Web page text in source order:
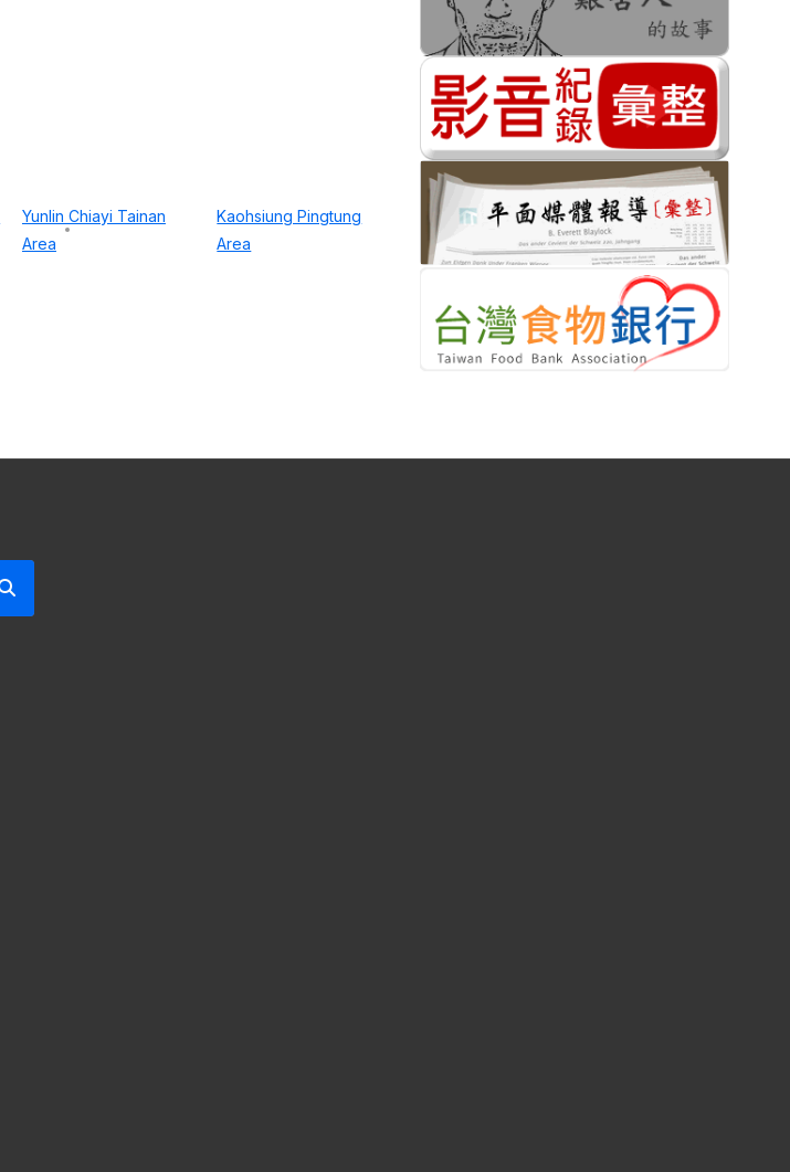
Yunlin Chiayi Tainan
Area
Kaohsiung Pingtung
Area